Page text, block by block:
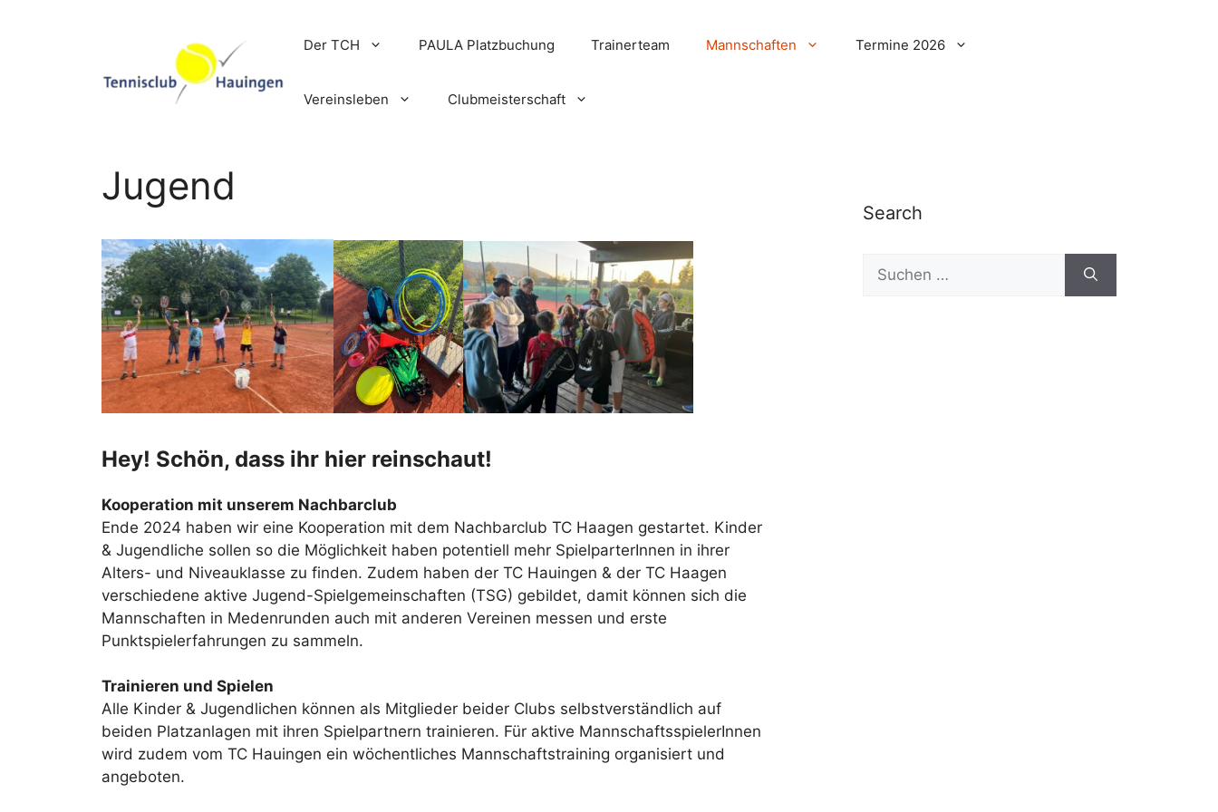
Der TCH PAULA Platzbuchung Trainerteam Mannschaften Termine 2026
Vereinsleben Clubmeisterschaft
Jugend
Hey! Schön, dass ihr hier reinschaut!
Kooperation mit unserem Nachbarclub
Ende 2024 haben wir eine Kooperation mit dem Nachbarclub TC Haagen gestartet. Kinder
& Jugendliche sollen so die Möglichkeit haben potentiell mehr SpielparterInnen in ihrer
Alters- und Niveauklasse zu finden. Zudem haben der TC Hauingen & der TC Haagen
verschiedene aktive Jugend-Spielgemeinschaften (TSG) gebildet, damit können sich die
Mannschaften in Medenrunden auch mit anderen Vereinen messen und erste
Punktspielerfahrungen zu sammeln.
Trainieren und Spielen
Alle Kinder & Jugendlichen können als Mitglieder beider Clubs selbstverständlich auf
beiden Platzanlagen mit ihren Spielpartnern trainieren. Für aktive MannschaftsspielerInnen
wird zudem vom TC Hauingen ein wöchentliches Mannschaftstraining organisiert und
angeboten.
Search
Suchen
nach: